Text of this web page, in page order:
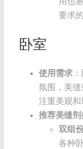
要求
卧室
使用需求
氛围，美
注重美观和
推荐美缝剂
双组
各种